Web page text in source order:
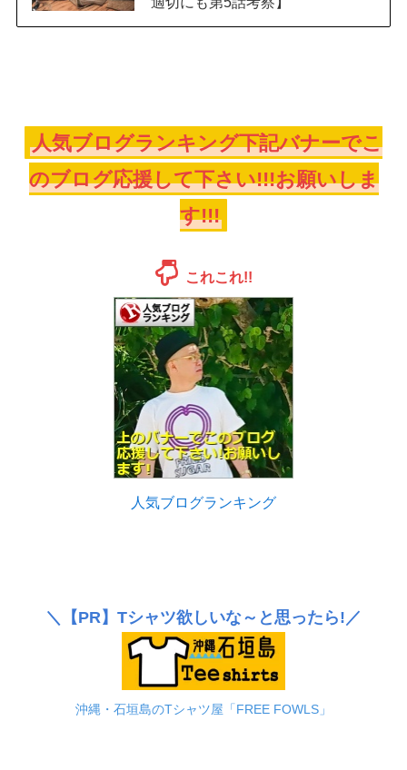
人気ブログランキング下記バナーでこ
のブログ応援して下さい!!!お願いしま
す!!!
これこれ!!
人気ブログランキング
＼ 【PR】 Tシャツ欲しいな～と思ったら!／
沖縄・石垣島のTシャツ屋「FREE FOWLS」